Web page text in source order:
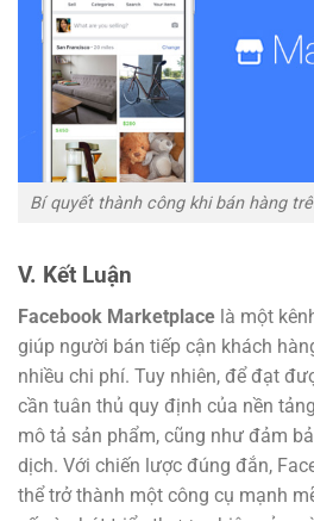
Bí quyết thành công khi bán hàng
V. Kết Luận
Facebook Marketplace là một
giúp người bán tiếp cận khách
nhiều chi phí. Tuy nhiên, để đạt
cần tuân thủ quy định của nền
mô tả sản phẩm, cũng như đảm
dịch. Với chiến lược đúng đắn,
thể trở thành một công cụ mạnh